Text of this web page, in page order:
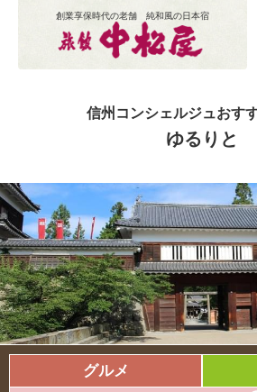
創業享保時代の老舗 純和風の日本宿
信州コンシェルジュおす
ゆるりと
グルメ